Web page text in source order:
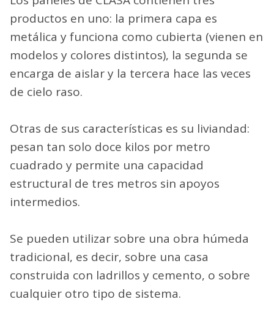
productos en uno: la primera capa es
metálica y funciona como cubierta (vienen en
modelos y colores distintos), la segunda se
encarga de aislar y la tercera hace las veces
de cielo raso.
Otras de sus características es su liviandad:
pesan tan solo doce kilos por metro
cuadrado y permite una capacidad
estructural de tres metros sin apoyos
intermedios.
Se pueden utilizar sobre una obra húmeda
tradicional, es decir, sobre una casa
construida con ladrillos y cemento, o sobre
cualquier otro tipo de sistema.